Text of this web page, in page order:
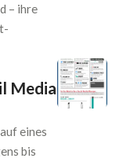
– ihre
Media
eines
bis